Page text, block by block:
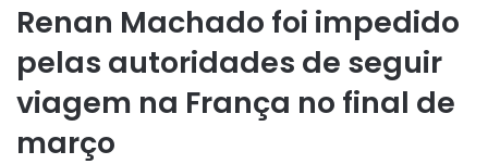
Renan Machado foi impedido
pelas autoridades de seguir
viagem na França no final de
março